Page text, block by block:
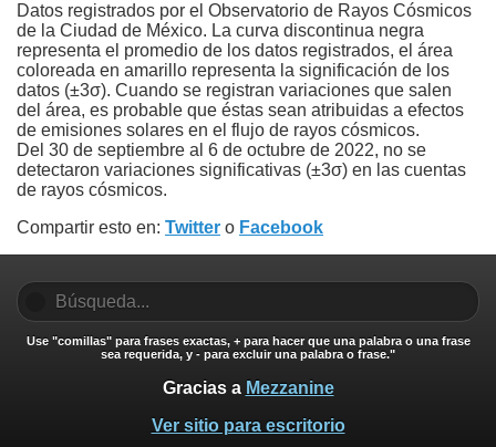
Datos registrados por el Observatorio de Rayos Cósmicos
de la Ciudad de México. La curva discontinua negra
representa el promedio de los datos registrados, el área
coloreada en amarillo representa la significación de los
datos (±3σ). Cuando se registran variaciones que salen
del área, es probable que éstas sean atribuidas a efectos
de emisiones solares en el flujo de rayos cósmicos.
Del 30 de septiembre al 6 de octubre de 2022, no se
detectaron variaciones significativas (±3σ) en las cuentas
de rayos cósmicos.
Compartir esto en: Twitter o Facebook
Use "comillas" para frases exactas, + para hacer que una palabra o una frase
sea requerida, y - para excluir una palabra o frase."
Gracias a Mezzanine
Ver sitio para escritorio